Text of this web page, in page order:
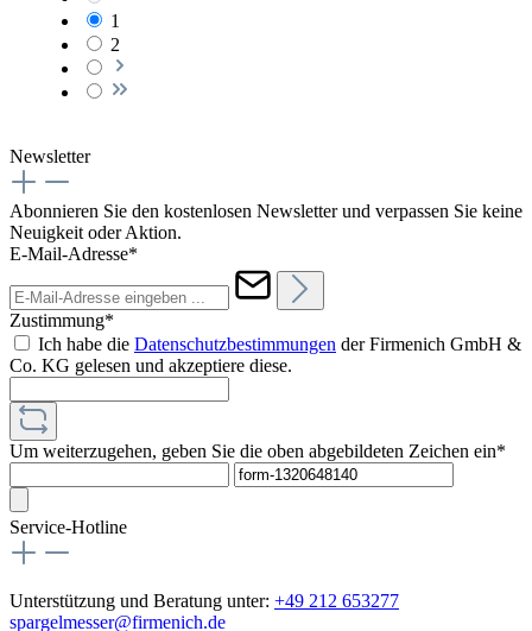
1
2
Newsletter
Abonnieren Sie den kostenlosen Newsletter und verpassen Sie keine
Neuigkeit oder Aktion.
E-Mail-Adresse*
Zustimmung*
Ich habe die Datenschutzbestimmungen der Firmenich GmbH &
Co. KG gelesen und akzeptiere diese.
Um weiterzugehen, geben Sie die oben abgebildeten Zeichen ein*
Service-Hotline
Unterstützung und Beratung unter: +49 212 653277
spargelmesser@firmenich.de